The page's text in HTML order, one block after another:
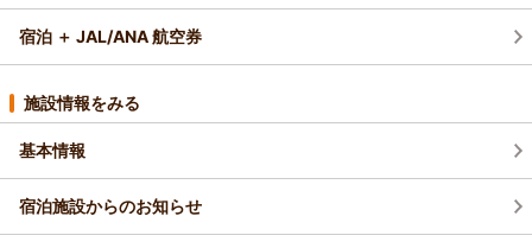
宿泊 ＋ JAL/ANA 航空券
施設情報をみる
基本情報
宿泊施設からのお知らせ